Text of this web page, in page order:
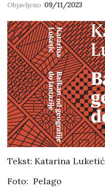
Objavljeno 09/11/2023
Tekst: Katarina Luketić
Foto: Pelago